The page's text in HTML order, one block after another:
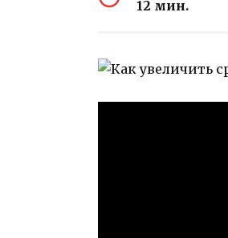
12 мин.